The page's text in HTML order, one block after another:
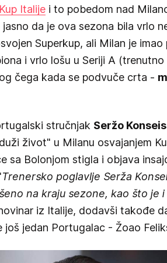
Italije i to pobedom nad
da je ova sezona bila vrlo
Superkup, ali Milan je imao
i vrlo lošu u Seriji A (trenutno
čega kada se podvuče crta -
stručnjak Seržo
život" u Milanu osvajanjem
sa Bolonjom stigla i objava
Trenersko poglavlje Serža
na kraju sezone, kao što je
iz Italije, dodavši takođe
još jedan Portugalac - Žoao